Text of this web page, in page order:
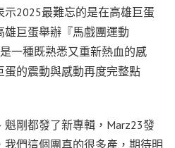
示2025最難忘的是在高雄巨蛋
雄巨蛋舉辦『馬戲團運動
一種既熟悉又重新熱血的感
的震動與感動再度完整點
魁剛都發了新專輯，Marz23發
們這個團真的很多產，期待明